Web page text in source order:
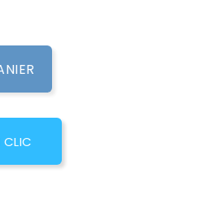
CLIC